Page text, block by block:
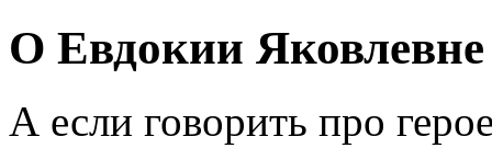
О Евдокии
А если говорить про